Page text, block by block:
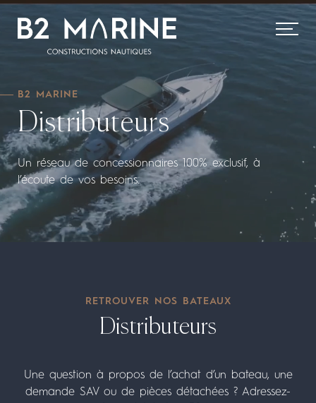
B2 MARINE
Distributeurs
Un réseau de concessionnaires 100% exclusif, à
l’écoute de vos besoins.
RETROUVER NOS BATEAUX
Distributeurs
Une question à propos de l’achat d’un bateau, une
demande SAV ou de pièces détachées ? Adressez-